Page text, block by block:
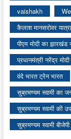
vaishakh
कैलाश मानसरोवर
पीएम मोदी का झारखंड
प्रधानमंत्री नरेंद्र मोदी
वंदे भारत ट्रेन भारत
सुब्रमण्यम स्वामी का
सुब्रमण्यम स्वामी की
सुब्रमण्यम स्वामी बीजेपी